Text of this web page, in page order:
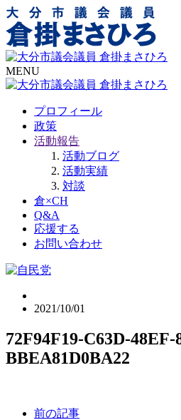
MENU
プロフィール
政策
活動報告
活動ブログ
活動実績
対談
倉×CH
Q&A
応援する
お問い合わせ
2021/10/01
72F94F19-C63D-48EF-
BBEA81D0BA22
前の記事